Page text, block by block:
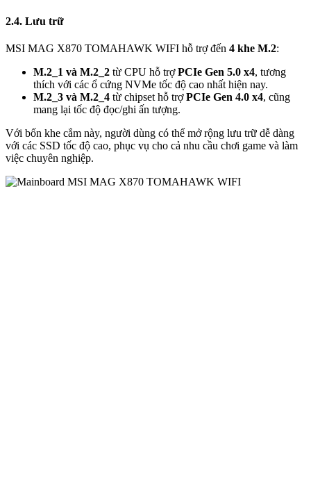
2.4. Lưu trữ
MSI MAG X870 TOMAHAWK WIFI hỗ trợ đến 4 khe M.2:
M.2_1 và M.2_2 từ CPU hỗ trợPCIe Gen 5.0 x4, tương
thích với các ổ cứng NVMe tốc độ cao nhất hiện nay.
M.2_3 và M.2_4 từ chipset hỗ trợPCIe Gen 4.0 x4, cũng
mang lại tốc độ đọc/ghi ấn tượng.
Với bốn khe cắm này, người dùng có thể mở rộng lưu trữ dễ dàng
với các SSD tốc độ cao, phục vụ cho cả nhu cầu chơi game và làm
việc chuyên nghiệp.